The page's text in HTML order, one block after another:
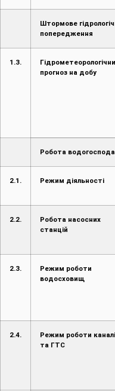
Штормове
попередження
1.3.
прогноз на добу
Робота
2.1. Режим діяльності
2.2.
Робота насосних
станцій
2.3.
Режим роботи
водосховищ
2.4.
Режим роботи
та ГТС